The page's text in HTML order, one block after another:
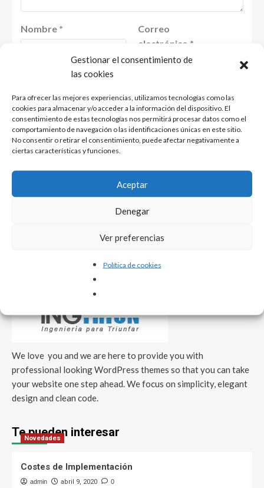
Gestionar el consentimiento de
las cookies
Para ofrecer las mejores experiencias, utilizamos tecnologías como las
cookies para almacenar y/o acceder a la información del dispositivo. El
consentimiento de estas tecnologías nos permitirá procesar datos como el
comportamiento de navegación o las identificaciones únicas en este sitio.
No consentir o retirar el consentimiento, puede afectar negativamente a
ciertas características y funciones.
Aceptar
Denegar
Ver preferencias
Política de cookies
Nombre *
Correo
electrónico *
Web
Guarda mi nombre, correo electrónico y web en
este navegador para la próxima vez que
We love you and we are here to provide you with
professional looking WordPress themes so that you can take
your website one step ahead. We focus on simplicity, elegant
design and clean code.
Te pueden interesar
Novedades
Costes de Implementación
admin abril 9, 2020 0